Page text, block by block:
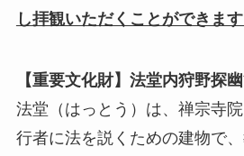
し拝観いただくことができます
【重要文化財】法堂内狩野探
法堂（はっとう）は、禅宗寺
行者に法を説くための建物で